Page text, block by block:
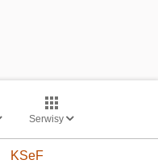
Serwisy
KSeF